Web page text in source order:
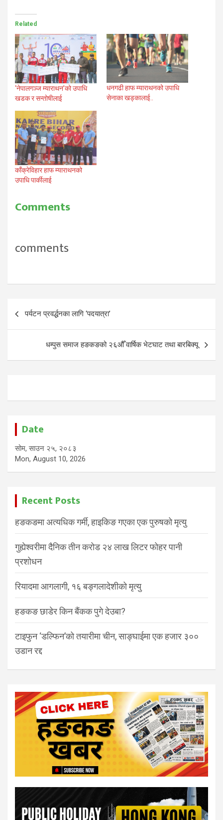
Related
‘नेपालगञ्ज म्याराथन’को उपाधि
खडक र सन्तोषीलाई
धनगढी हाफ म्याराथनको उपाधि
सेनाका खड्कालाई..
काँक्रेविहार हाफ म्याराथनको
उपाधि पार्कीलाई
Comments
comments
Post
navigation
पर्यटन प्रवर्द्धनका लागि ‘पदयात्रा’
धम्पुस समाज हङकङको २६औँ वार्षिक भेटघाट तथा बारबिक्यू
Date
सोम, साउन २५, २०८३
Mon, August 10, 2026
Recent Posts
हङकङमा अत्यधिक गर्मी, हाइकिङ गएका एक पुरुषको मृत्यु
गुह्येश्वरीमा दैनिक तीन करोड २४ लाख लिटर फोहर पानी
प्रशोधन
रियादमा आगलागी, १६ बङ्गलादेशीको मृत्यु
हङकङ छाडेर किन बैंकक पुगे देउबा?
टाइफुन ‘डल्फिन’को तयारीमा चीन, साङ्घाईमा एक हजार ३००
उडान रद्द